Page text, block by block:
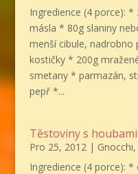
Ingredience (4 porce):
másla * 80g slaniny
menší cibule, nadrobno
kostičky * 200g
smetany * parmazán,
pepř *...
Těstoviny s
Pro 25, 2012| Gnocchi,
Ingredience (4 porce):